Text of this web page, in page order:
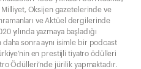
Milliyet, Oksijen gazetelerinde ve
ve Aktüel dergilerinde
yılında yazmaya başladığı
daha sonra aynı isimle bir podcast
en prestijli tiyatro ödülleri
Ödülleri’nde jürilik yapmaktadır.